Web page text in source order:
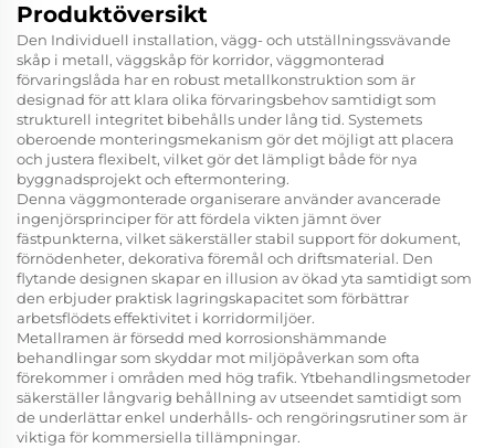
Produktöversikt
Den Individuell installation, vägg- och utställningssvävande
skåp i metall, väggskåp för korridor, väggmonterad
förvaringslåda har en robust metallkonstruktion som är
designad för att klara olika förvaringsbehov samtidigt som
strukturell integritet bibehålls under lång tid. Systemets
oberoende monteringsmekanism gör det möjligt att placera
och justera flexibelt, vilket gör det lämpligt både för nya
byggnadsprojekt och eftermontering.
Denna väggmonterade organiserare använder avancerade
ingenjörsprinciper för att fördela vikten jämnt över
fästpunkterna, vilket säkerställer stabil support för dokument,
förnödenheter, dekorativa föremål och driftsmaterial. Den
flytande designen skapar en illusion av ökad yta samtidigt som
den erbjuder praktisk lagringskapacitet som förbättrar
arbetsflödets effektivitet i korridormiljöer.
Metallramen är försedd med korrosionshämmande
behandlingar som skyddar mot miljöpåverkan som ofta
förekommer i områden med hög trafik. Ytbehandlingsmetoder
säkerställer långvarig behållning av utseendet samtidigt som
de underlättar enkel underhålls- och rengöringsrutiner som är
viktiga för kommersiella tillämpningar.